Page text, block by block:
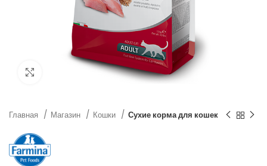
Нажмите, чтобы увеличить
Главная Магазин Кошки Сухие корма для кошек